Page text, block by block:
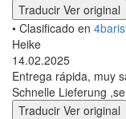
Traducir Ver original
• Clasificado en
Heike
14.02.2025
Entrega rápida, muy
Schnelle Lieferung
Traducir Ver original